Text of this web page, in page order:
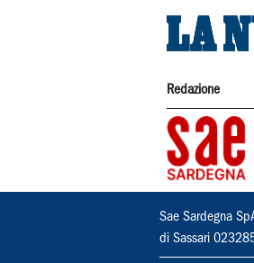
Redazione
Sae Sardegna
di Sassari